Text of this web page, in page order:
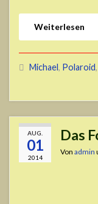
Weiterlesen
Michael, Polaroid,
AUG.
01
2014
Das
Von admin